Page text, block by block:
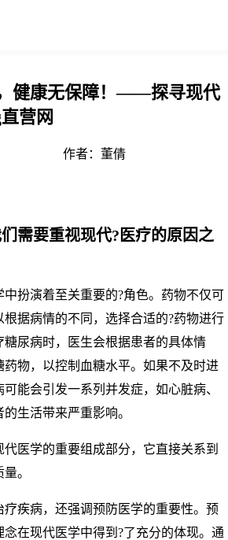
健康无保障！——探寻现代
营网
作者： 董倩
需要重视现代?医疗的原因之
中扮演着至关重要的?角色。药物不仅可
根据病情的不同，选择合适的?药物进行
糖尿病时，医生会根据患者的具体情
药物，以控制血糖水平。如果不及时进
能会引发一系列并发症，如心脏病、
生活带来严重影响。
代医学的重要组成部分，它直接关系到
。
疾病，还强调预防医学的重要性。预
念在现代医学中得到?了充分的体现。通